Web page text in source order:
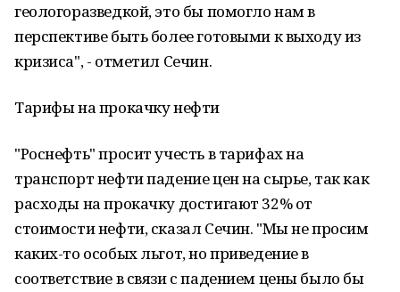
геологоразведкой, это бы помогло нам в
перспективе быть более готовыми к выходу из
кризиса", - отметил Сечин.
Тарифы на прокачку нефти
"Роснефть" просит учесть в тарифах на
транспорт нефти падение цен на сырье, так как
расходы на прокачку достигают 32% от
стоимости нефти, сказал Сечин. "Мы не просим
каких-то особых льгот, но приведение в
соответствие в связи с падением цены было бы